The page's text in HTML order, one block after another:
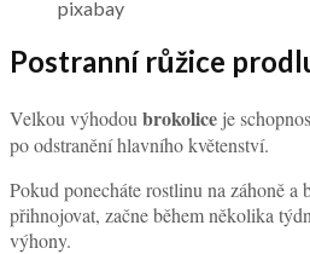
pixabay
Postranní růžice
Velkou výhodou brokolice je
po odstranění hlavního květenství.
Pokud ponecháte rostlinu na záhoně a
přihnojovat, začne během několika
výhony.